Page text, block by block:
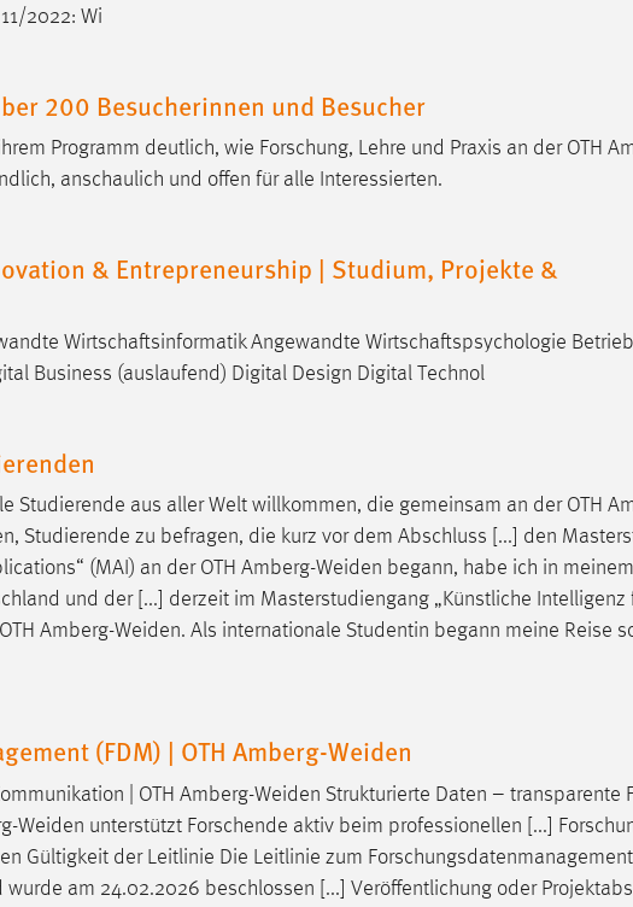
2022: Wi
200 Besucherinnen und Besucher
Programm deutlich, wie Forschung, Lehre und Praxis an der OTH
anschaulich und offen für alle Interessierten.
& Entrepreneurship | Studium, Projekte &
Wirtschaftsinformatik Angewandte Wirtschaftspsychologie
Business (auslaufend) Digital Design Digital Technol
Studierende aus aller Welt willkommen, die gemeinsam an der OTH
Studierende zu befragen, die kurz vor dem Abschluss [...] den
(MAI) an der OTH Amberg-Weiden begann, habe ich in
und der [...] derzeit im Masterstudiengang „Künstliche Intelligenz
Amberg-Weiden. Als internationale Studentin begann meine Reise
(FDM) | OTH Amberg-Weiden
| OTH Amberg-Weiden Strukturierte Daten – transparente
Weiden unterstützt Forschende aktiv beim professionellen [...]
Gültigkeit der Leitlinie Die Leitlinie zum
wurde am 24.02.2026 beschlossen [...] Veröffentlichung oder
und Social Media